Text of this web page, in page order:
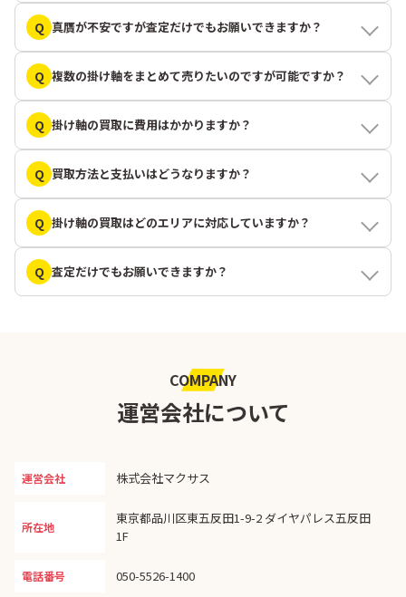
Q 真贋が不安ですが査定だけでもお願いできますか？
Q 複数の掛け軸をまとめて売りたいのですが可能ですか？
Q 掛け軸の買取に費用はかかりますか？
Q 買取方法と支払いはどうなりますか？
Q 掛け軸の買取はどのエリアに対応していますか？
Q 査定だけでもお願いできますか？
COMPANY
運営会社について
運営会社 株式会社マクサス
所在地
東京都品川区東五反田1-9-2 ダイヤパレス五反田
1F
電話番号 050-5526-1400